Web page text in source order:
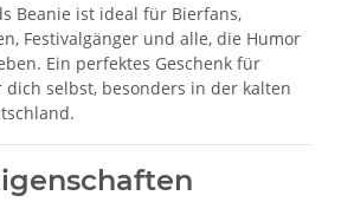
Beanie ist ideal für Bierfans,
Festivalgänger und alle, die Humor
Ein perfektes Geschenk für
dich selbst, besonders in der kalten